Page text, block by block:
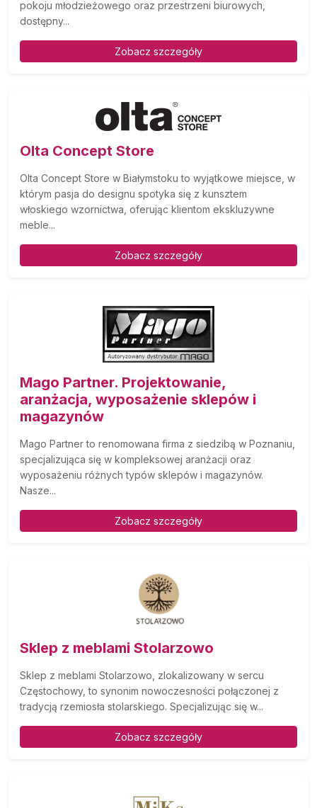
pokoju młodzieżowego oraz przestrzeni biurowych,
dostępny...
Zobacz szczegóły
Olta Concept Store
Olta Concept Store w Białymstoku to wyjątkowe miejsce, w
którym pasja do designu spotyka się z kunsztem
włoskiego wzornictwa, oferując klientom ekskluzywne
meble...
Zobacz szczegóły
Mago Partner. Projektowanie,
aranżacja, wyposażenie sklepów i
magazynów
Mago Partner to renomowana firma z siedzibą w Poznaniu,
specjalizująca się w kompleksowej aranżacji oraz
wyposażeniu różnych typów sklepów i magazynów.
Nasze...
Zobacz szczegóły
Sklep z meblami Stolarzowo
Sklep z meblami Stolarzowo, zlokalizowany w sercu
Częstochowy, to synonim nowoczesności połączonej z
tradycją rzemiosła stolarskiego. Specjalizując się w...
Zobacz szczegóły